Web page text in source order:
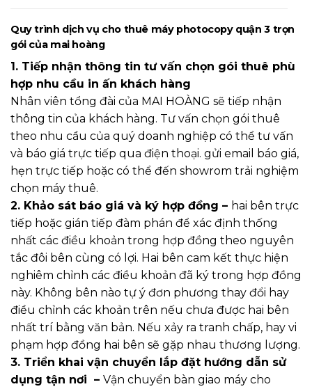
Quy trình dịch vụ cho thuê máy photocopy quận 3 trọn
gói của mai hoàng
1. Tiếp nhận thông tin tư vấn chọn gói thuê phù
hợp nhu cầu in ấn khách hàng
Nhân viên tổng đài của MAI HOÀNG sẽ tiếp nhận
thông tin của khách hàng. Tư vấn chọn gói thuê
theo nhu cầu của quý doanh nghiệp có thể tư vấn
và báo giá trực tiếp qua điện thoại. gửi email báo giá,
hẹn trực tiếp hoặc có thể đến showrom trải nghiệm
chọn máy thuê.
2. Khảo sát báo giá và ký hợp đồng – hai bên trực
tiếp hoặc gián tiếp đàm phán để xác định thống
nhất các điều khoản trong hợp đồng theo nguyên
tắc đôi bên cùng có lợi. Hai bên cam kết thực hiện
nghiêm chỉnh các điều khoản đã ký trong hợp đồng
này. Không bên nào tự ý đơn phương thay đổi hay
điều chỉnh các khoản trên nếu chưa được hai bên
nhất trí bằng văn bản. Nếu xảy ra tranh chấp, hay vi
phạm hợp đồng hai bên sẽ gặp nhau thương lượng.
3. Triển khai vận chuyển lắp đặt hướng dẫn sử
dụng tận nơi – Vận chuyển bàn giao máy cho